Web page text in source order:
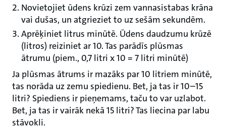
Novietojiet ūdens krūzi zem vannasistabas krāna
vai dušas, un atgrieziet to uz sešām sekundēm.
Aprēķiniet litrus minūtē. Ūdens daudzumu krūzē
(litros) reiziniet ar 10. Tas parādīs plūsmas
ātrumu (piem., 0,7 litri x 10 = 7 litri minūtē)
Ja plūsmas ātrums ir mazāks par 10 litriem minūtē,
tas norāda uz zemu spiedienu. Bet, ja tas ir 10–15
litri? Spiediens ir pieņemams, taču to var uzlabot.
Bet, ja tas ir vairāk nekā 15 litri? Tas liecina par labu
stāvokli.